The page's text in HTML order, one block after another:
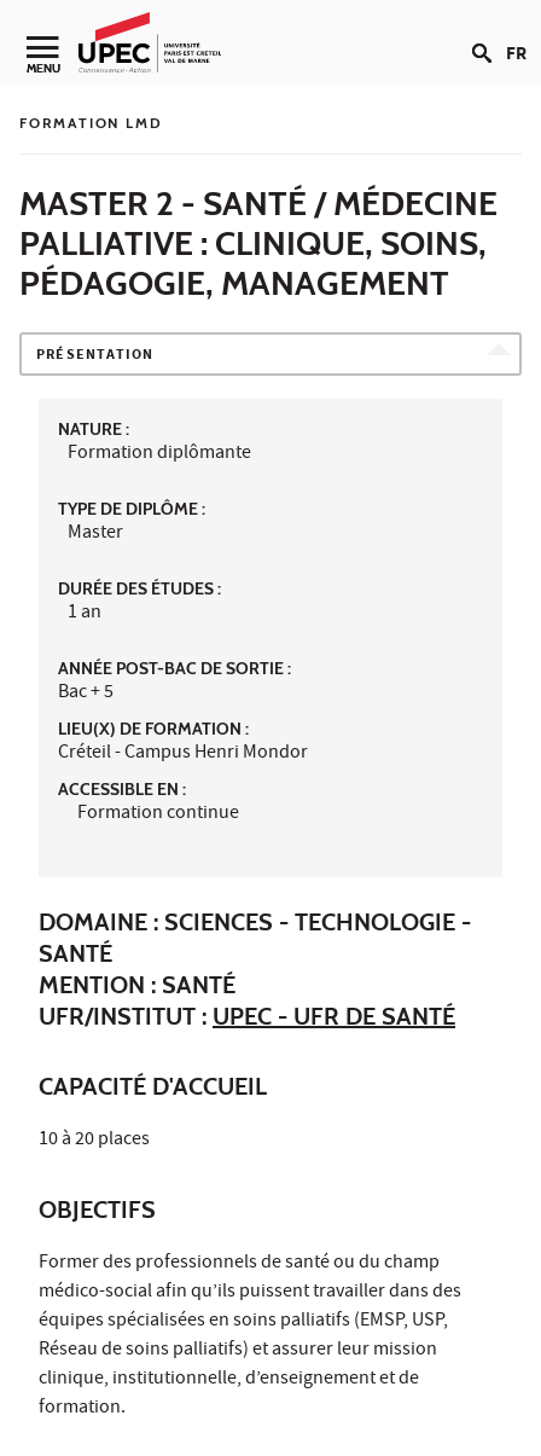
Aller au contenu
Navigation secondaire
MENU FR
FORMATION LMD
MASTER 2 - SANTÉ / MÉDECINE
PALLIATIVE : CLINIQUE, SOINS,
PÉDAGOGIE, MANAGEMENT
PRÉSENTATION
NATURE :
Formation diplômante
TYPE DE DIPLÔME :
Master
DURÉE DES ÉTUDES :
1 an
ANNÉE POST-BAC DE SORTIE :
Bac + 5
LIEU(X) DE FORMATION :
Créteil - Campus Henri Mondor
ACCESSIBLE EN :
Formation continue
DOMAINE : SCIENCES - TECHNOLOGIE -
SANTÉ
MENTION : SANTÉ
UFR/INSTITUT : UPEC - UFR DE SANTÉ
CAPACITÉ D'ACCUEIL
10 à 20 places
OBJECTIFS
Former des professionnels de santé ou du champ
médico-social afin qu’ils puissent travailler dans des
équipes spécialisées en soins palliatifs (EMSP, USP,
Réseau de soins palliatifs) et assurer leur mission
clinique, institutionnelle, d’enseignement et de
formation.